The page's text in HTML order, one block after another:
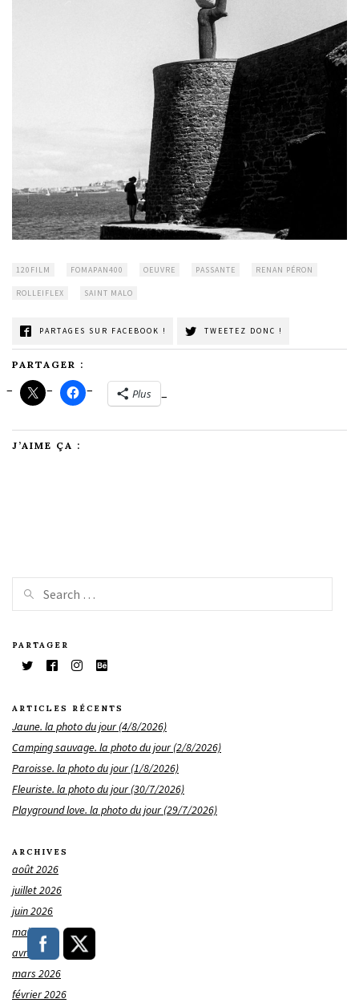
120FILM FOMAPAN400 OEUVRE PASSANTE RENAN PÉRON
ROLLEIFLEX SAINT MALO
PARTAGES SUR FACEBOOK ! TWEETEZ DONC !
PARTAGER :
Plus
J’AIME ÇA :
PARTAGER
ARTICLES RÉCENTS
Jaune. la photo du jour (4/8/2026)
Camping sauvage. la photo du jour (2/8/2026)
Paroisse. la photo du jour (1/8/2026)
Fleuriste. la photo du jour (30/7/2026)
Playground love. la photo du jour (29/7/2026)
ARCHIVES
août 2026
juillet 2026
juin 2026
mai 2026
avril 2026
mars 2026
février 2026